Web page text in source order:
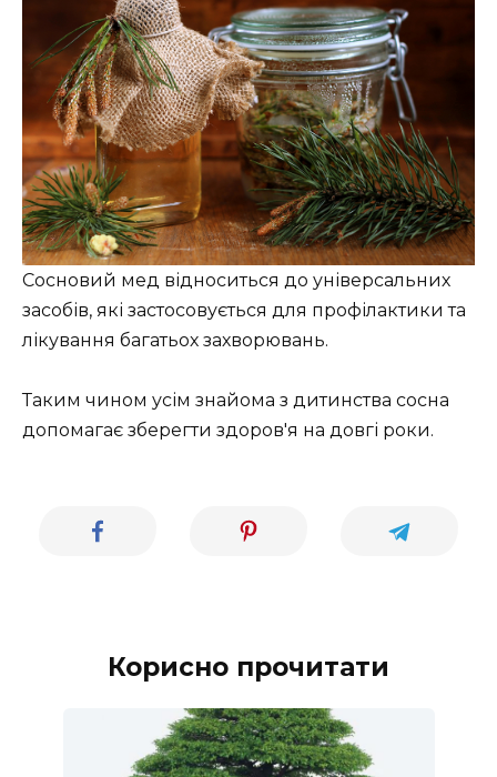
Сосновий мед відноситься до універсальних
засобів, які застосовується для профілактики та
лікування багатьох захворювань.
Таким чином усім знайома з дитинства сосна
допомагає зберегти здоров'я на довгі роки.
Корисно прочитати